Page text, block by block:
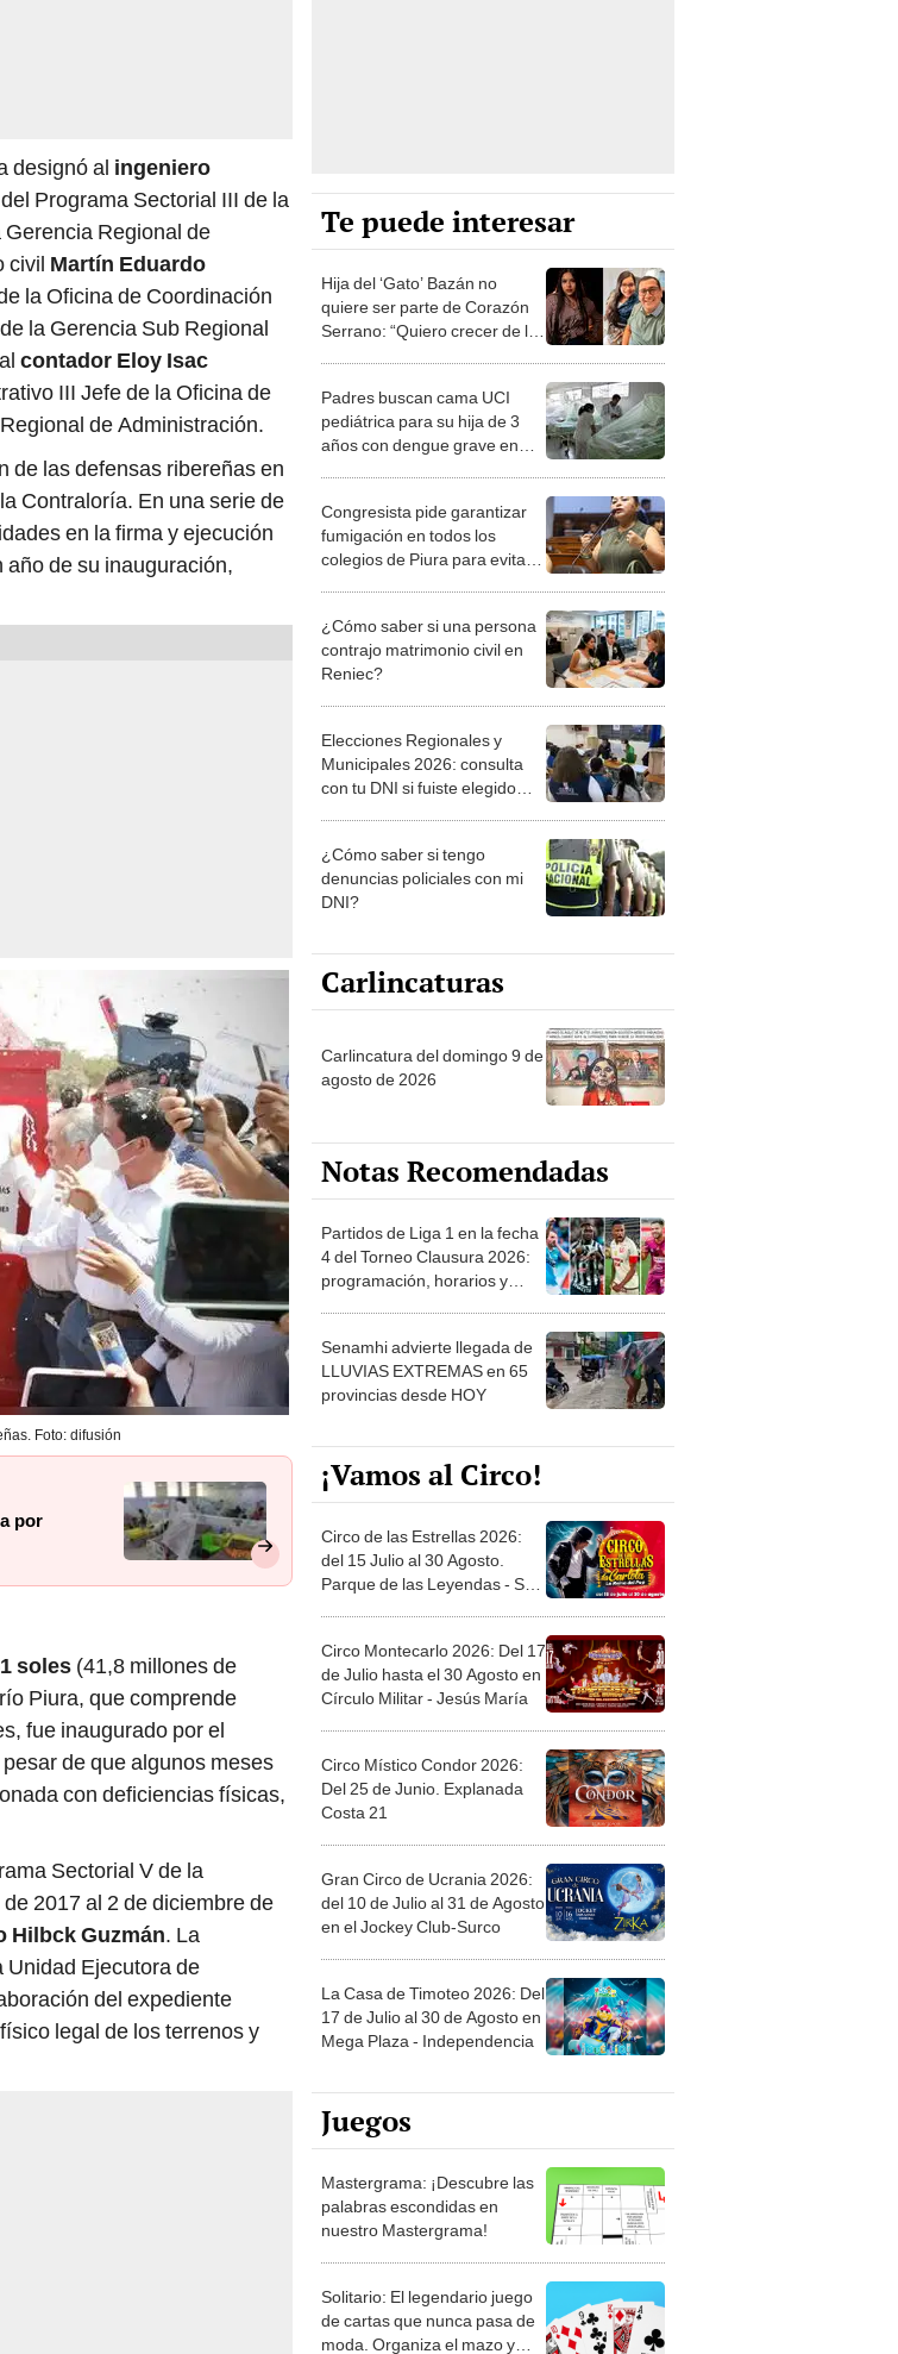
designó al ingeniero
Programa Sectorial III de la
Regional de
civil Martín Eduardo
la Oficina de Coordinación
la Gerencia Sub Regional
contador Eloy Isac
III Jefe de la Oficina de
de Administración.
de las defensas ribereñas en
Contraloría. En una serie de
en la firma y ejecución
de su inauguración,
Foto: difusión
por
soles (41,8 millones de
Piura, que comprende
fue inaugurado por el
de que algunos meses
con deficiencias físicas,
Sectorial V de la
2017 al 2 de diciembre de
Hilbck Guzmán. La
Unidad Ejecutora de
del expediente
legal de los terrenos y
Te puede interesar
Hija del ‘Gato’ Bazán no
quiere ser parte de Corazón
Serrano: “Quiero crecer de la
Padres buscan cama UCI
pediátrica para su hija de 3
años con dengue grave en
Congresista pide garantizar
fumigación en todos los
colegios de Piura para evitar
¿Cómo saber si una persona
contrajo matrimonio civil en
Reniec?
Elecciones Regionales y
Municipales 2026: consulta
con tu DNI si fuiste elegido
la ONPE
¿Cómo saber si tengo
denuncias policiales con mi
DNI?
Carlincaturas
Carlincatura del domingo 9 de
agosto de 2026
Notas Recomendadas
Partidos de Liga 1 en la fecha
4 del Torneo Clausura 2026:
programación, horarios y
Senamhi advierte llegada de
LLUVIAS EXTREMAS en 65
provincias desde HOY
¡Vamos al Circo!
Circo de las Estrellas 2026:
del 15 Julio al 30 Agosto.
Parque de las Leyendas - San
Circo Montecarlo 2026: Del 17
de Julio hasta el 30 Agosto en
Círculo Militar - Jesús María
Circo Místico Condor 2026:
Del 25 de Junio. Explanada
Costa 21
Gran Circo de Ucrania 2026:
del 10 de Julio al 31 de Agosto
en el Jockey Club-Surco
La Casa de Timoteo 2026: Del
17 de Julio al 30 de Agosto en
Mega Plaza - Independencia
Juegos
Mastergrama: ¡Descubre las
palabras escondidas en
nuestro Mastergrama!
Solitario: El legendario juego
de cartas que nunca pasa de
moda. Organiza el mazo y